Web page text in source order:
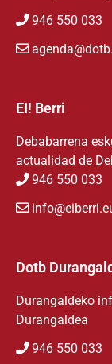
946 550 033
EI! Berri
Debabarrena
actualidad de
946 550 033
Dotb
Durangaldeko
Durangaldea
946 550 033